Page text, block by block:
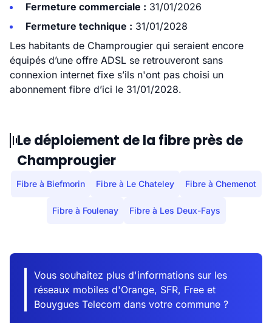
Fermeture commerciale : 31/01/2026
Fermeture technique : 31/01/2028
Les habitants de Champrougier qui seraient encore
équipés d’une offre ADSL se retrouveront sans
connexion internet fixe s’ils n'ont pas choisi un
abonnement fibre d’ici le 31/01/2028.
Le déploiement de la fibre près de
Champrougier
Fibre à Biefmorin Fibre à Le Chateley Fibre à Chemenot
Fibre à Foulenay Fibre à Les Deux-Fays
Vous souhaitez plus d'informations sur les
réseaux mobiles d'Orange, SFR, Free et
Bouygues Telecom dans votre commune ?